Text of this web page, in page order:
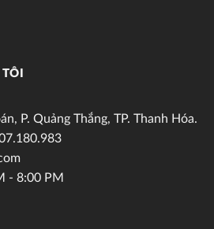
P. Quảng Thắng, TP. Thanh Hóa.
- 8:00 PM